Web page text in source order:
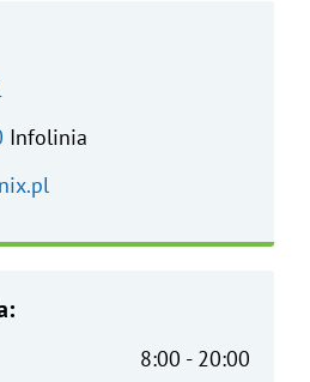
numer:
Infolinia
na adres e-mail:
8:00 - 20:00